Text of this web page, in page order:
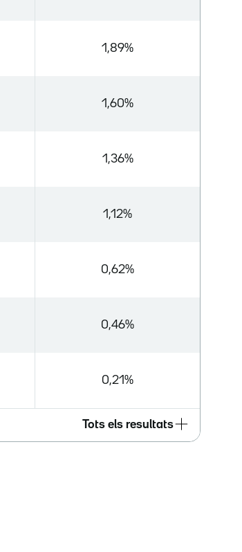
1,89%
1,60%
1,36%
1,12%
0,62%
0,46%
0,21%
Tots els resultats